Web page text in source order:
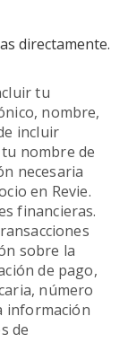
directamente.
tu
nombre,
incluir
nombre de
necesaria
en Revie.
financieras.
sobre la
de pago,
número
información
de